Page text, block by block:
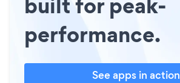
performance.
See apps in action